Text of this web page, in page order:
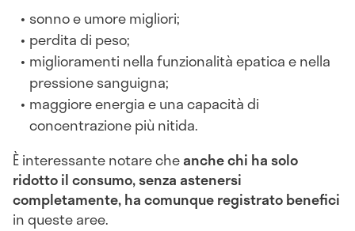
sonno e umore migliori;
perdita di peso;
miglioramenti nella funzionalità epatica e nella
pressione sanguigna;
maggiore energia e una capacità di
concentrazione più nitida.
È interessante notare cheanche chi ha solo
ridotto il consumo, senza astenersi
completamente, ha comunque registrato benefici
in queste aree.